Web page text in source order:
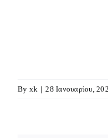
By xk | 28 Ιανουαρίου,